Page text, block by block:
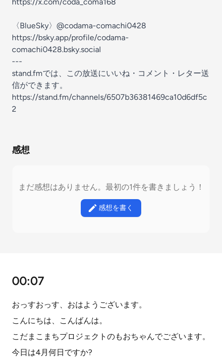
〈BlueSky〉@codama-comachi0428
https://bsky.app/profile/codama-
comachi0428.bsky.social
---
stand.fmでは、この放送にいいね・コメント・レター送
信ができます。
https://stand.fm/channels/6507b36381469ca10d6df5c
2
感想
まだ感想はありません。最初の1件を書きましょう！
感想を書く
00:07
おっすおっす、おはようございます。
こんにちは、こんばんは。
こだまこまちプロジェクトのもおちゃんでございます。
今日は4月何日ですか?